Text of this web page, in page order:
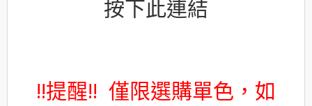
按下此連結
!!提醒!! 僅限選購單色，如